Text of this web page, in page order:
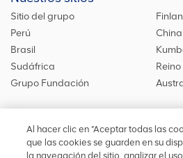
Sitio del grupo
Perú
China
Brasil
Sudáfrica
Grupo Fundación
Síguenos
Al hacer clic en “Aceptar todas las
que las cookies se guarden en su
la navegación del sitio, analizar el